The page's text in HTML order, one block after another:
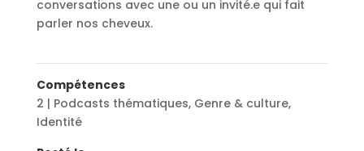
conversations avec une ou un invité.e qui fait
parler nos cheveux.
Compétences
2 | Podcasts thématiques, Genre & culture,
Identité